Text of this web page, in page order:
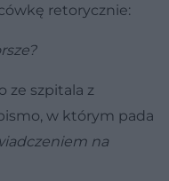
retorycznie:
ze szpitala z
w którym pada
na